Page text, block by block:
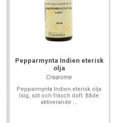
Pepparmynta Indien eterisk
olja
Crearome
Pepparmynta Indien eterisk olja
Isig, söt och fräsch doft. Både
aktiverande ...